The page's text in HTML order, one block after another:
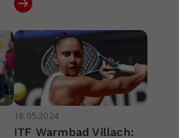
18.05.2024
ITF Warmbad Villach: